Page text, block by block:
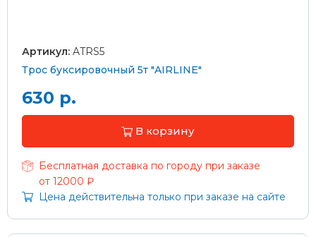
Артикул: ATRS5
Трос буксировочный 5т "AIRLINE"
630 р.
В корзину
Бесплатная доставка по городу при заказе
от 12000 ₽
Цена действительна только при заказе на сайте